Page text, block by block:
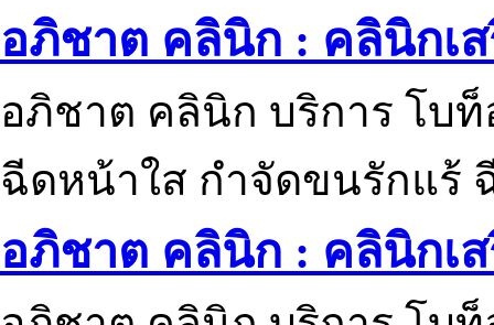
อภิชาต คลินิก : คลินิกเ
อภิชาต คลินิก บริการ โบ
ฉีดหน้าใส กำจัดขนรักแร้
อภิชาต คลินิก : คลินิกเ